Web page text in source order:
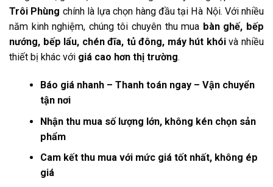
Trôi Phùng chính là lựa chọn hàng đầu tại Hà Nội. Với nhiều
năm kinh nghiệm, chúng tôi chuyên thu mua bàn ghế, bếp
nướng, bếp lẩu, chén đĩa, tủ đông, máy hút khóivà nhiều
thiết bị khác với giá cao hơn thị trường.
Báo giá nhanh – Thanh toán ngay – Vận chuyển
tận nơi
Nhận thu mua số lượng lớn, không kén chọn sản
phẩm
Cam kết thu mua với mức giá tốt nhất, không ép
giá